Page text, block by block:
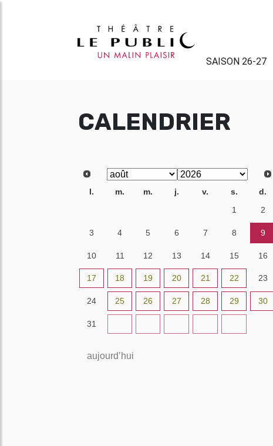
SAISON 26-27
CALENDRIER
l. m. m. j. v. s.
d.
1 2
3 4 5 6 7 8 9
10 11 12 13 14 15 16
17 18 19 20 21 22 23
24 25 26 27 28 29 30
31
aujourd’hui